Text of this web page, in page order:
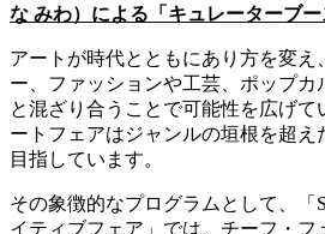
な みわ）による「キュレーターブー
アートが時代とともにあり方を変え
ー、ファッションや工芸、ポップカ
と混ざり合うことで可能性を広げて
ートフェアはジャンルの垣根を超え
目指しています。
その象徴的なプログラムとして、「
イティブフェア」では、チーフ・フ